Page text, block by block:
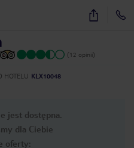
15
(12 opinii)
HOTELU KLX10048
jest dostępna.
dla Ciebie
oferty: